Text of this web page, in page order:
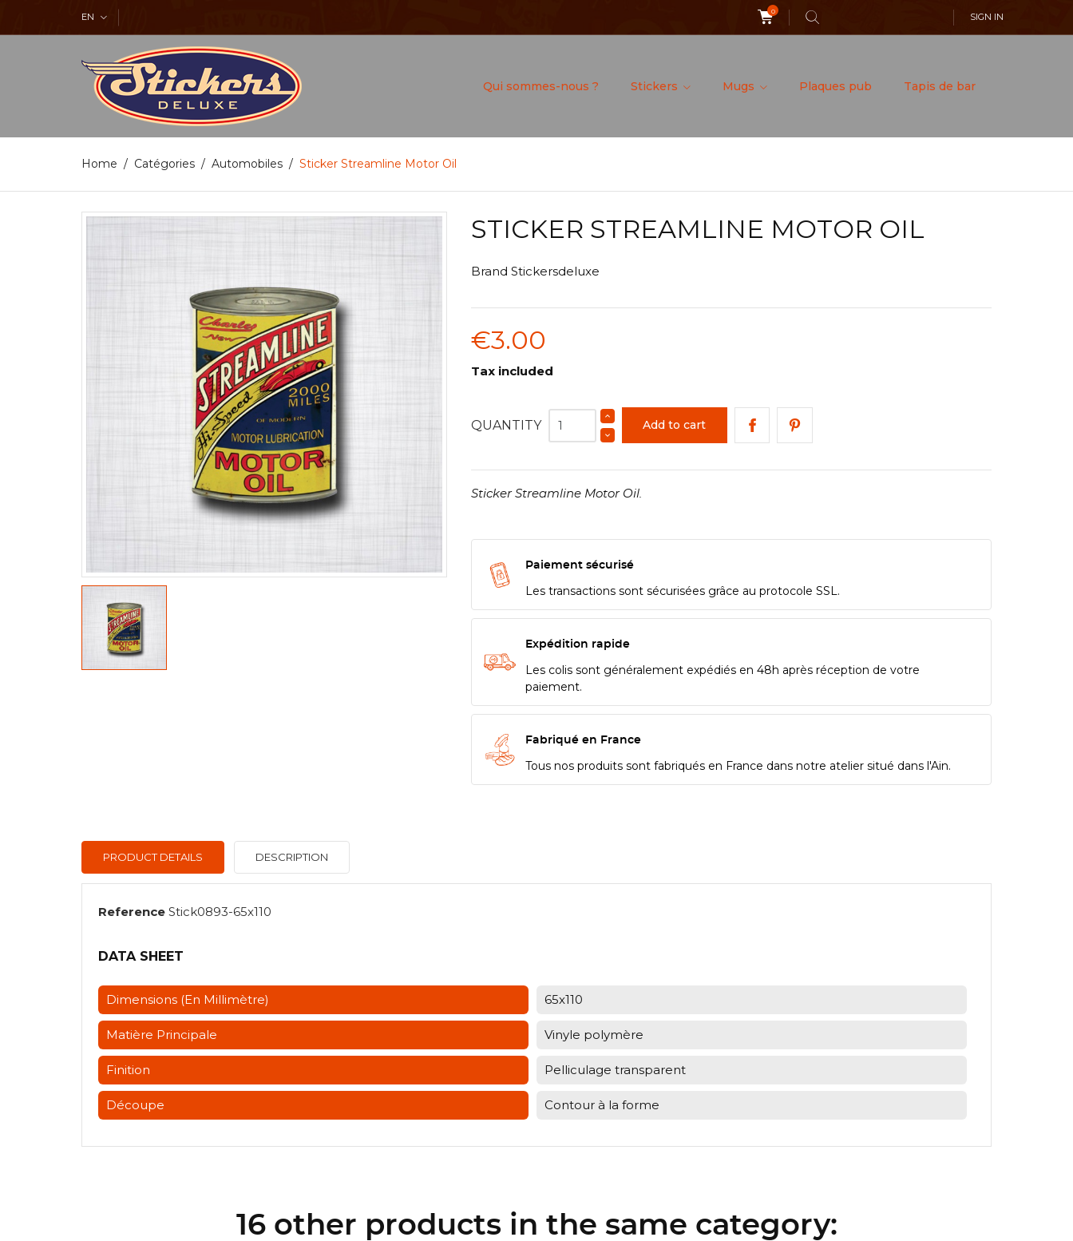
EN 0 SIGN IN
Qui sommes-nous ? Stickers Mugs Plaques pub Tapis de bar
Home Catégories Automobiles Sticker Streamline Motor Oil
STICKER STREAMLINE MOTOR OIL
Brand Stickersdeluxe
€3.00
Tax included
QUANTITY Add to cart
Sticker Streamline Motor Oil.
Paiement sécurisé
Les transactions sont sécurisées grâce au protocole SSL.
Expédition rapide
Les colis sont généralement expédiés en 48h après réception de votre
paiement.
Fabriqué en France
Tous nos produits sont fabriqués en France dans notre atelier situé dans l'Ain.
PRODUCT DETAILS DESCRIPTION
Reference Stick0893-65x110
DATA SHEET
Dimensions (en Millimètre) 65x110
Matière Principale Vinyle polymère
Finition Pelliculage transparent
Découpe Contour à la forme
16 other products in the same category: